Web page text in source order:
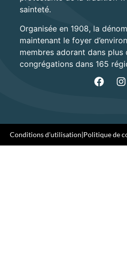
sainteté.
Organisée en 1908, la
maintenant le foyer
membres adorant dans plus
congrégations dans 165
Conditions d'utilisation|Politique de